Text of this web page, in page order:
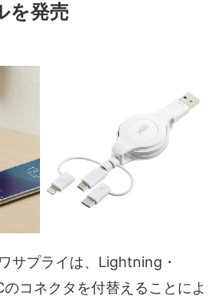
を発売
サプライは、Lightning・
コネクタを付替えることによ